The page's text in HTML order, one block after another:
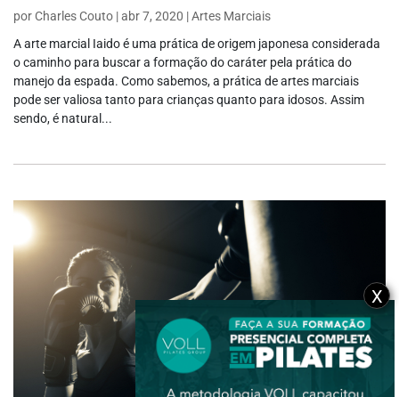
porCharles Couto |abr 7, 2020 |Artes Marciais
A arte marcial Iaido é uma prática de origem japonesa considerada
o caminho para buscar a formação do caráter pela prática do
manejo da espada. Como sabemos, a prática de artes marciais
pode ser valiosa tanto para crianças quanto para idosos. Assim
sendo, é natural...
X